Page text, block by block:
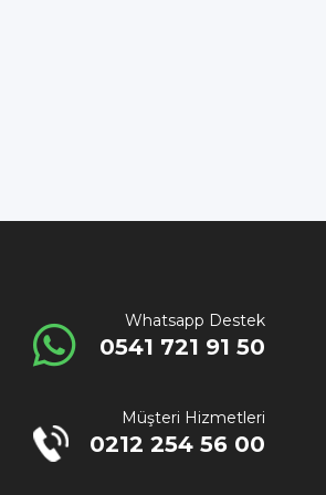
Whatsapp Destek
0541 721 91 50
Müşteri Hizmetleri
0212 254 56 00